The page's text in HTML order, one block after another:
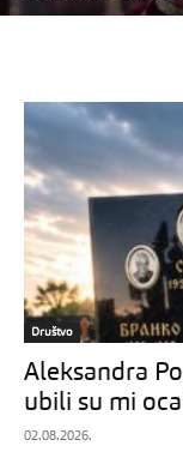
Društvo
Aleksandra
ubili su mi
02.08.2026.